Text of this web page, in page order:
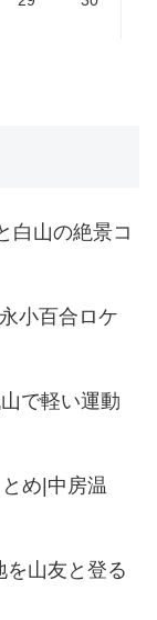
白山の絶景コ
小百合ロケ
で軽い運動
め|中房温
山友と登る